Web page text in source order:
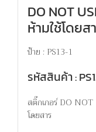
DO NOT
ห้ามใช้โดยส
ป้าย : PS13-1
รหัสสินค้า :
สติ๊กเกอร์ DO
โดยสาร